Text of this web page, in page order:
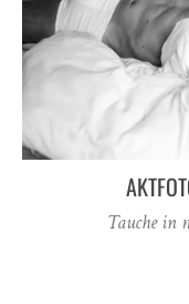
Tauche in